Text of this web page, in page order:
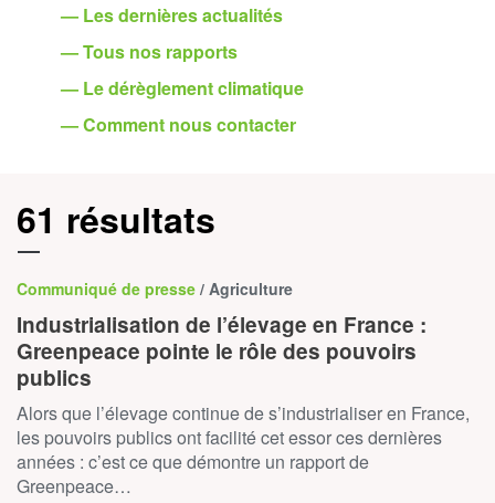
— Les dernières actualités
— Tous nos rapports
— Le dérèglement climatique
— Comment nous contacter
61 résultats
Communiqué de presse / Agriculture
Industrialisation de l’élevage en France :
Greenpeace pointe le rôle des pouvoirs
publics
Alors que l’élevage continue de s’industrialiser en France,
les pouvoirs publics ont facilité cet essor ces dernières
années : c’est ce que démontre un rapport de
Greenpeace…